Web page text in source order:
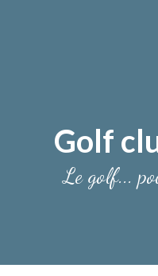
Golf
Le golf...